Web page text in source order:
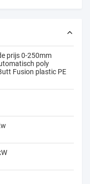
prijs 0-250mm
poly
Fusion plastic PE